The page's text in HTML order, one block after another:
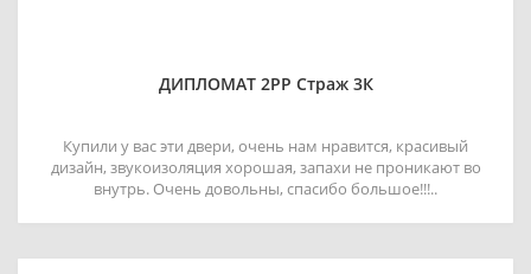
ДИПЛОМАТ 2РР Страж 3К
Купили у вас эти двери, очень нам нравится, красивый
дизайн, звукоизоляция хорошая, запахи не проникают во
внутрь. Очень довольны, спасибо большое!!!..